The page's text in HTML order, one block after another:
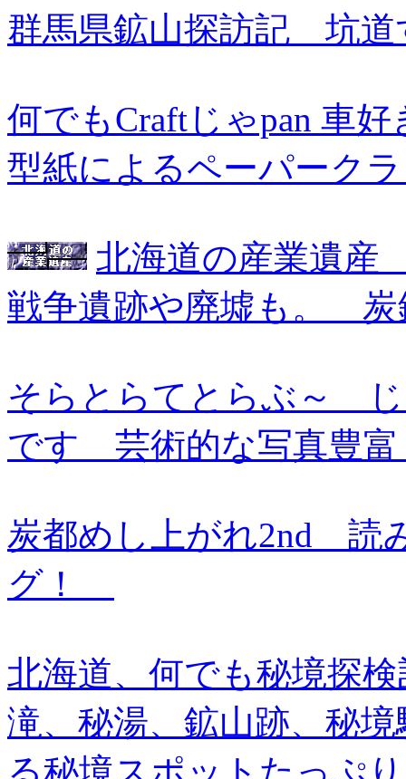
群馬県鉱山探訪記 坑
何でもCraftじゃpan 車
型紙によるペーパーク
北海道の産業遺産
戦争遺跡や廃墟も。
そらとらてとらぶ～ じ
です 芸術的な写真豊
炭都めし上がれ2nd 読
グ！
北海道、何でも秘境探
滝、秘湯、鉱山跡、秘